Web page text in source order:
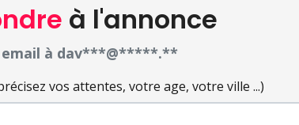
à l'annonce
email à dav***@*****.**
vos attentes, votre age, votre ville ...)